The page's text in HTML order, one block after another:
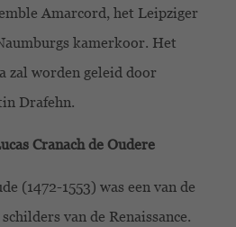
Amarcord, het Leipziger
kamerkoor. Het
zal worden geleid door
Drafehn.
Cranach de Oudere
(1472-1553) was een van de
van de Renaissance.